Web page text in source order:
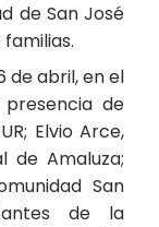
de San José
de abril, en el
de
Elvio Arce,
de Amaluza;
San
de la